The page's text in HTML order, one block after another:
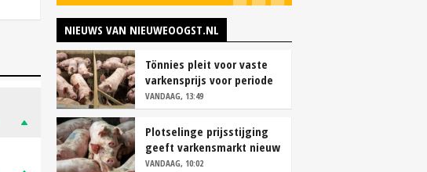
NIEUWS VAN NIEUWEOOGST.NL
Tönnies pleit voor vaste
varkensprijs voor periode
van zes maanden
VANDAAG, 13:49
Plotselinge prijsstijging
geeft varkensmarkt nieuw
perspectief
VANDAAG, 10:02